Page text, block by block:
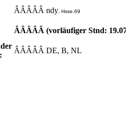
ÂÂÂÂÂ ndy, Hsse.69
ÂÂÂÂÂ (vorläufiger Stnd:
:
ÂÂÂÂÂ DE, B, NL